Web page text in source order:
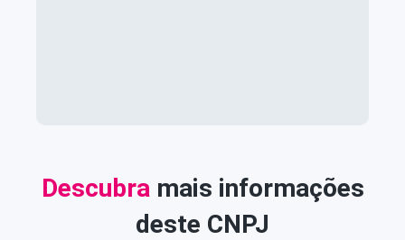
Descubra mais informações
deste CNPJ